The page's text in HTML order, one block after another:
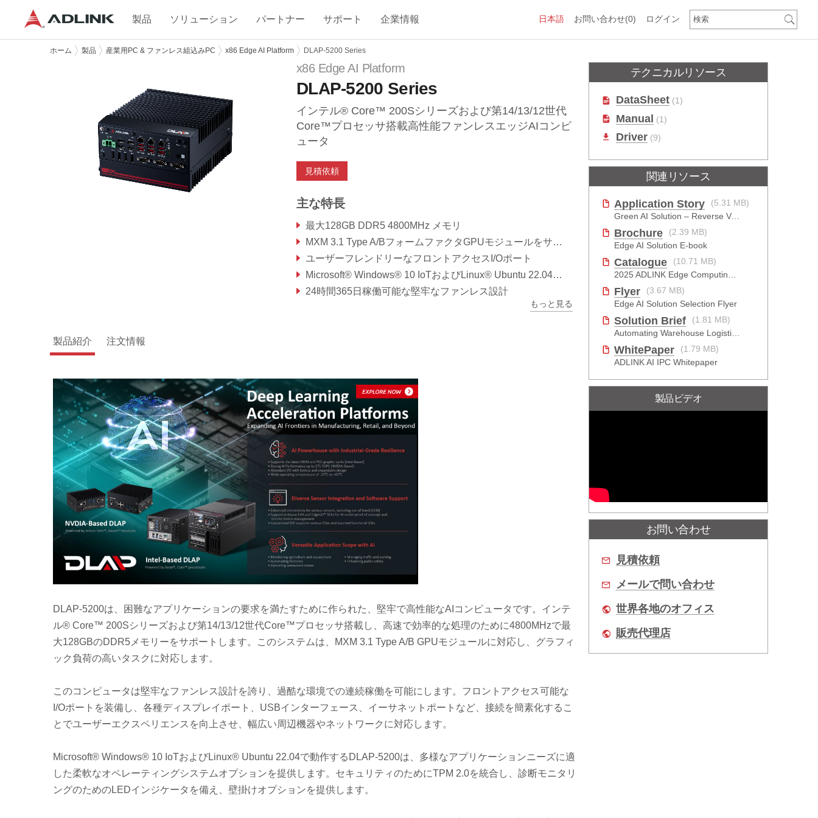
お問い合わせ(0)
日本語 ログイン
製品 ソリューション パートナー サポート 企業情報
ホーム 製品 産業用PC & ファンレス組込みPC x86 Edge AI Platform DLAP-5200 Series
x86 Edge AI Platform
DLAP-5200 Series
インテル® Core™ 200Sシリーズおよび第14/13/12世代
Core™プロセッサ搭載高性能ファンレスエッジAIコンピ
ュータ
見積依頼
主な特長
最大128GB DDR5 4800MHz メモリ
MXM 3.1 Type A/BフォームファクタGPUモジュールをサポート
ユーザーフレンドリーなフロントアクセスI/Oポート
Microsoft® Windows® 10 IoTおよびLinux® Ubuntu 22.04に対応
24時間365日稼働可能な堅牢なファンレス設計
もっと見る
製品紹介 注文情報
DLAP-5200は、困難なアプリケーションの要求を満たすために作られた、堅牢で高性能なAIコンピュータです。インテ
ル® Core™ 200Sシリーズおよび第14/13/12世代Core™プロセッサ搭載し、高速で効率的な処理のために4800MHzで最
大128GBのDDR5メモリーをサポートします。このシステムは、MXM 3.1 Type A/B GPUモジュールに対応し、グラフィ
ック負荷の高いタスクに対応します。
このコンピュータは堅牢なファンレス設計を誇り、過酷な環境での連続稼働を可能にします。フロントアクセス可能な
I/Oポートを装備し、各種ディスプレイポート、USBインターフェース、イーサネットポートなど、接続を簡素化するこ
とでユーザーエクスペリエンスを向上させ、幅広い周辺機器やネットワークに対応します。
Microsoft® Windows® 10 IoTおよびLinux® Ubuntu 22.04で動作するDLAP-5200は、多様なアプリケーションニーズに適
した柔軟なオペレーティングシステムオプションを提供します。セキュリティのためにTPM 2.0を統合し、診断モニタリ
ングのためのLEDインジケータを備え、壁掛けオプションを提供します。
テクニカルリソース
DataSheet (1)
Manual (1)
Driver (9)
関連リソース
Application Story
(5.31 MB)
Green AI Solution – Reverse Vending Machine (RVM)
Brochure
(2.39 MB)
Edge AI Solution E-book
Catalogue
(10.71 MB)
Flyer
(3.67 MB)
Edge AI Solution Selection Flyer
Solution Brief
(1.81 MB)
WhitePaper
(1.79 MB)
ADLINK AI IPC Whitepaper
製品ビデオ
お問い合わせ
見積依頼
メールで問い合わせ
世界各地のオフィス
販売代理店